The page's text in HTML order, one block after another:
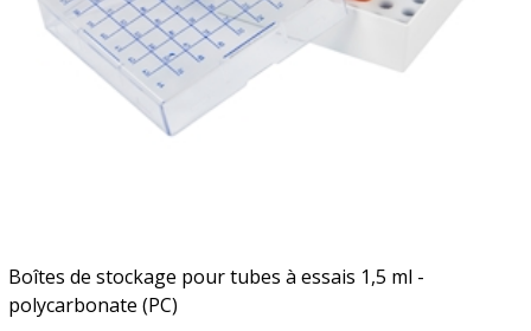
Boîtes de stockage pour tubes à essais 1,5 ml -
polycarbonate (PC)